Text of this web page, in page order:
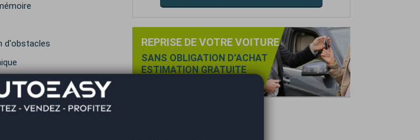
d'obstacles
REPRISE DE VOTRE VOITURE
SANS OBLIGATION D'ACHAT
ESTIMATION GRATUITE